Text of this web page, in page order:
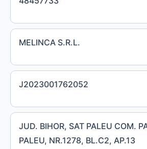
MELINCA S.R.L.
J2023001762052
JUD. BIHOR, SAT PALEU COM.
PALEU, NR.1278, BL.C2, AP.13